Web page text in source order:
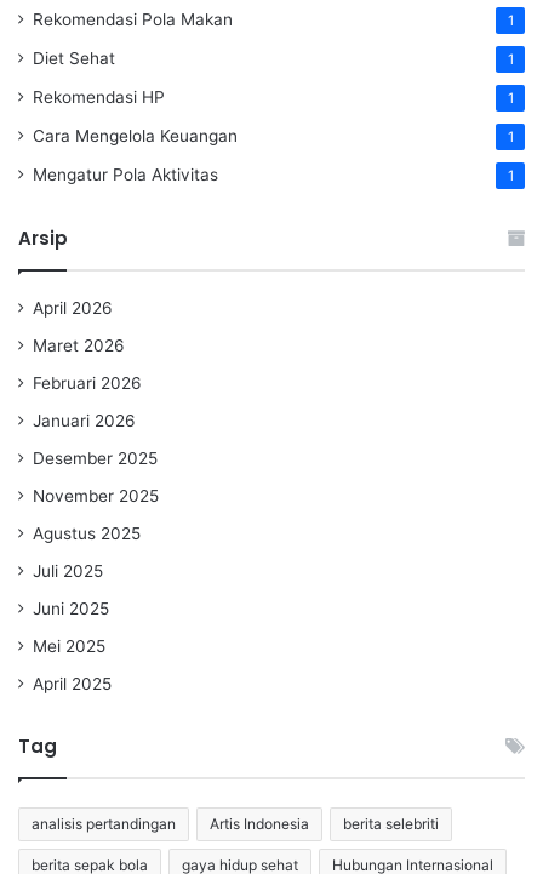
Rekomendasi Pola Makan 1
Diet Sehat 1
Rekomendasi HP 1
Cara Mengelola Keuangan 1
Mengatur Pola Aktivitas 1
Arsip
April 2026
Maret 2026
Februari 2026
Januari 2026
Desember 2025
November 2025
Agustus 2025
Juli 2025
Juni 2025
Mei 2025
April 2025
Tag
analisis pertandingan Artis Indonesia berita selebriti
berita sepak bola gaya hidup sehat Hubungan Internasional